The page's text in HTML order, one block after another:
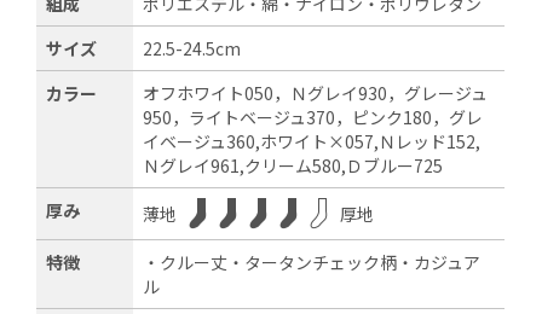
サイズ
22.5-24.5cm
カラー
オフホワイト050，Ｎグレイ930，グレージュ
950，ライトベージュ370，ピンク180，グレ
イベージュ360,ホワイト×057,Ｎレッド152,
Ｎグレイ961,クリーム580,Ｄブルー725
厚み
薄地
厚地
特徴
・クルー丈・タータンチェック柄・カジュア
ル